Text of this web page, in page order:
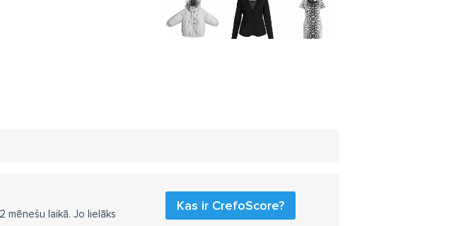
Kas ir CrefoScore?
mēnešu laikā. Jo lielāks